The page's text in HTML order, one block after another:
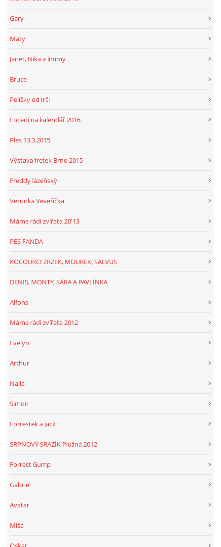
Gary
Maty
Janet, Nika a Jimmy
Bruce
Pelíšky od Irči
Focení na kalendář 2016
Ples 13.3.2015
Výstava fretek Brno 2015
Freddy lázeňský
Verunka Veveřička
Máme rádi zvířata 20'13
PES FANDA
KOCOURCI ZRZEK, MOUREK, SALVUS
DENIS, MONTY, SÁRA A PAVLÍNKA
Alfons
Máme rádi zvířata 2012
Evelyn
Arthur
Nalla
Simon
Forrestek a Jack
SRPNOVÝ SRAZÍK Plužná 2012
Forrest Gump
Gabriel
Avatar
Míša